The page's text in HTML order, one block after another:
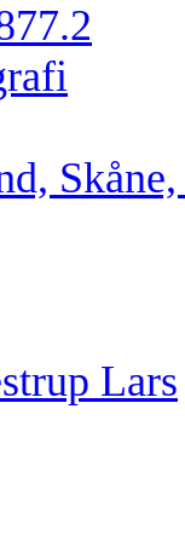
Lars